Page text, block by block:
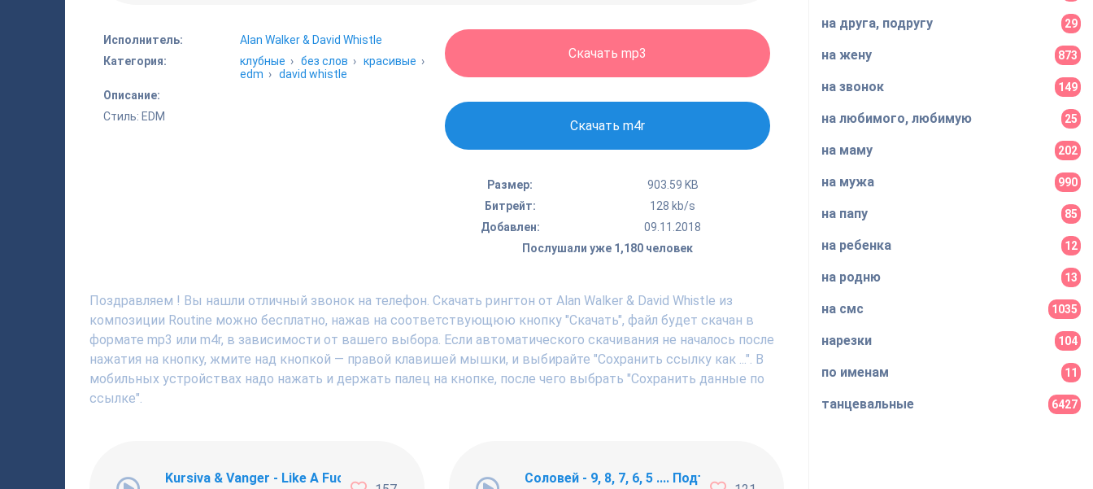
Исполнитель:
Alan Walker & David Whistle
Категория:
клубные › без слов › красивые ›
edm › david whistle
Описание:
Стиль: EDM
Скачать mp3
Скачать m4r
Размер:
903.59 KB
Битрейт:
128 kb/s
Добавлен:
09.11.2018
Послушали уже 1,180 человек
Поздравляем ! Вы нашли отличный звонок на телефон. Скачать рингтон от Alan Walker & David Whistle из
композиции Routine можно бесплатно, нажав на соответствующюю кнопку "Скачать", файл будет скачан в
формате mp3 или m4r, в зависимости от вашего выбора. Если автоматического скачивания не началось после
нажатия на кнопку, жмите над кнопкой — правой клавишей мышки, и выбирайте "Сохранить ссылку как ...". В
мобильных устройствах надо нажать и держать палец на кнопке, после чего выбрать "Сохранить данные по
ссылке".
Kursiva & Vanger - Like A Fucking Newbie Соловей - 9, 8, 7, 6, 5 .... Подъём !!!
на друга, подругу 29
на жену 873
на звонок 149
на любимого, любимую 25
на маму 202
на мужа 990
на папу 85
на ребенка 12
на родню 13
на смс 1035
нарезки 104
по именам 11
танцевальные 6427